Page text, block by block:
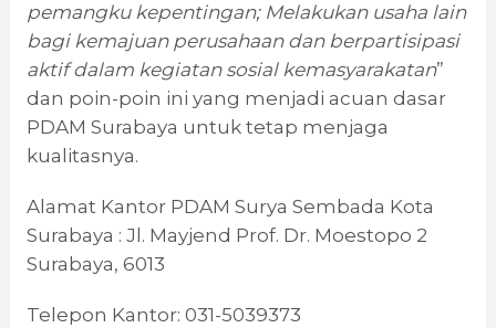
pemangku kepentingan; Melakukan usaha lain
bagi kemajuan perusahaan dan berpartisipasi
aktif dalam kegiatan sosial kemasyarakatan”
dan poin-poin ini yang menjadi acuan dasar
PDAM Surabaya untuk tetap menjaga
kualitasnya.
Alamat Kantor PDAM Surya Sembada Kota
Surabaya : Jl. Mayjend Prof. Dr. Moestopo 2
Surabaya, 6013
Telepon Kantor: 031-5039373